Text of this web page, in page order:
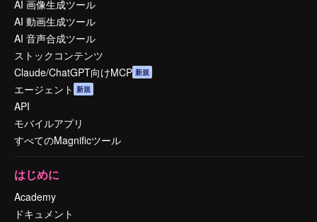
AI 画像生成ツール
AI 動画生成ツール
AI 音声合成ツール
ストックコンテンツ
Claude/ChatGPT向けMCP 新規
エージェント 新規
API
モバイルアプリ
すべてのMagnificツール
はじめに
Academy
ドキュメント